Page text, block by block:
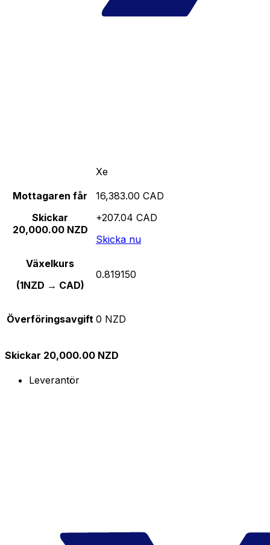
Xe
Mottagaren får
Skickar
20,000.00 NZD
16,383.00 CAD
+207.04 CAD
Skicka nu
Växelkurs
(1NZD → CAD)
0.819150
Överföringsavgift 0 NZD
Skickar 20,000.00 NZD
Leverantör